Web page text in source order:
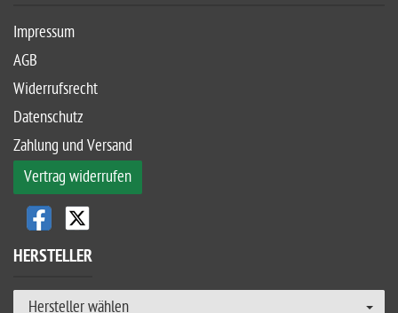
Impressum
AGB
Widerrufsrecht
Datenschutz
Zahlung und Versand
Vertrag widerrufen
HERSTELLER
Hersteller wählen